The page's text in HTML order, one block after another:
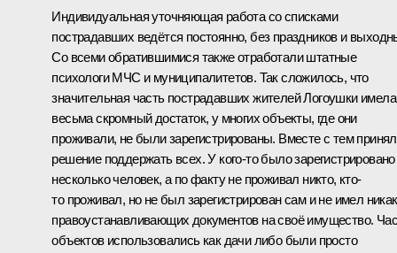
Индивидуальная уточняющая работа со списками
пострадавших ведётся постоянно, без праздников и
Со всеми обратившимися также отработали штатные
психологи МЧС и муниципалитетов. Так сложилось, что
значительная часть пострадавших жителей Логоушки имела
весьма скромный достаток, у многих объекты, где они
проживали, не были зарегистрированы. Вместе с тем
решение поддержать всех. У кого-то было зарегистрировано
несколько человек, а по факту не проживал никто, кто-
то проживал, но не был зарегистрирован сам и не имел
правоустанавливающих документов на своё имущество.
объектов использовались как дачи либо были просто